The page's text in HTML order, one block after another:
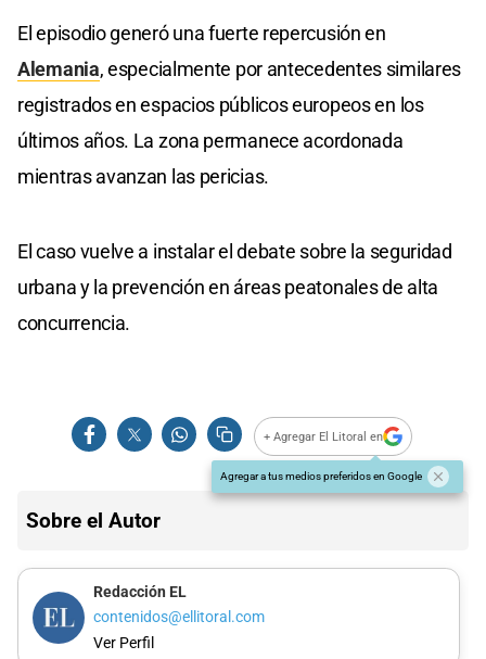
El episodio generó una fuerte repercusión en
Alemania, especialmente por antecedentes similares
registrados en espacios públicos europeos en los
últimos años. La zona permanece acordonada
mientras avanzan las pericias.
El caso vuelve a instalar el debate sobre la seguridad
urbana y la prevención en áreas peatonales de alta
concurrencia.
+ Agregar El Litoral en
Agregar a tus medios preferidos en Google
Sobre el Autor
Redacción EL
contenidos@ellitoral.com
Ver Perfil